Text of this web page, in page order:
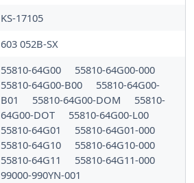
KS-17105
603 052B-SX
55810-64G00
55810-64G00-000
55810-64G00-B00
55810-64G00-
B01
55810-64G00-DOM
55810-
64G00-DOT
55810-64G00-L00
55810-64G01
55810-64G01-000
55810-64G10
55810-64G10-000
55810-64G11
55810-64G11-000
99000-990YN-001